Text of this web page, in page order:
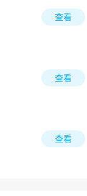
查看
查看
查看